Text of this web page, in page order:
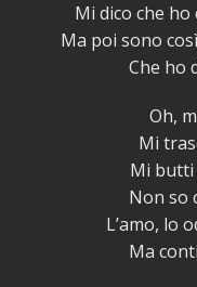
Mi dico che
Ma poi sono
Che ho
Oh,
Mi
Mi butti
Non so
L’amo, lo
Ma